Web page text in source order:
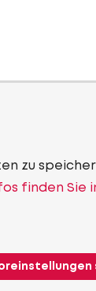
zu
finden Sie